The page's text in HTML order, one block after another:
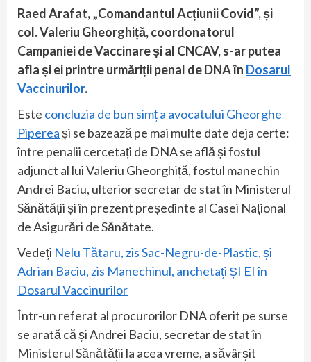
Raed Arafat, „Comandantul Acțiunii Covid”, și
col. Valeriu Gheorghiță, coordonatorul
Campaniei de Vaccinare și al CNCAV, s-ar putea
afla și ei printre urmăriții penal de DNA în Dosarul
Vaccinurilor.
Este concluzia de bun simț a avocatului Gheorghe
Pipereași se bazează pe mai multe date deja certe:
între penalii cercetați de DNA se află și fostul
adjunct al lui Valeriu Gheorghiță, fostul manechin
Andrei Baciu, ulterior secretar de stat în Ministerul
Sănătății și în prezent președinte al Casei Național
de Asigurări de Sănătate.
Vedeți Nelu Tătaru, zis Sac-Negru-de-Plastic, și
Adrian Baciu, zis Manechinul, anchetați ȘI EI în
Dosarul Vaccinurilor
Într-un referat al procurorilor DNA oferit pe surse
se arată că și Andrei Baciu, secretar de stat în
Ministerul Sănătății la acea vreme, a săvârșit